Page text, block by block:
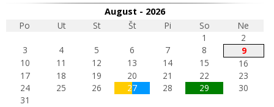
August - 2026
Po
Ut St Št Pi So
Ne
1
2
3
4 5 6 7 8
9
10
11 12 13 14 15
16
17
18 19 20 21 22
23
24
25 26 27 28 29
30
31